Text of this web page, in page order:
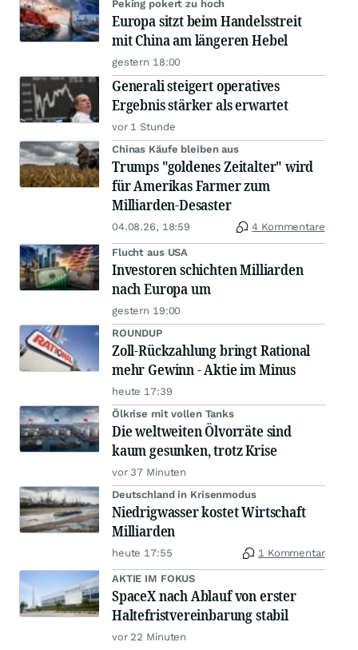
Peking pokert zu hoch
Europa sitzt beim Handelsstreit
mit China am längeren Hebel
gestern 18:00
Generali steigert operatives
Ergebnis stärker als erwartet
vor 1 Stunde
Chinas Käufe bleiben aus
Trumps "goldenes Zeitalter" wird
für Amerikas Farmer zum
Milliarden-Desaster
04.08.26, 18:59 4 Kommentare
Flucht aus USA
Investoren schichten Milliarden
nach Europa um
gestern 19:00
ROUNDUP
Zoll-Rückzahlung bringt Rational
mehr Gewinn - Aktie im Minus
heute 17:39
Ölkrise mit vollen Tanks
Die weltweiten Ölvorräte sind
kaum gesunken, trotz Krise
vor 37 Minuten
Deutschland in Krisenmodus
Niedrigwasser kostet Wirtschaft
Milliarden
heute 17:55 1 Kommentar
AKTIE IM FOKUS
SpaceX nach Ablauf von erster
Haltefristvereinbarung stabil
vor 22 Minuten